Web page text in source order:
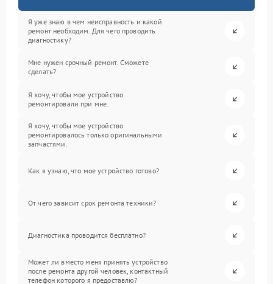
Я уже знаю в чем неисправность и какой
ремонт необходим. Для чего проводить
диагностику?
Мне нужен срочный ремонт. Сможете
сделать?
Я хочу, чтобы мое устройство
ремонтировали при мне.
Я хочу, чтобы мое устройство
ремонтировалось только оригинальными
запчастями.
Как я узнаю, что мое устройство готово?
От чего зависит срок ремонта техники?
Диагностика проводится бесплатно?
Может ли вместо меня принять устройство
после ремонта другой человек, контактный
телефон которого я предоставлю?